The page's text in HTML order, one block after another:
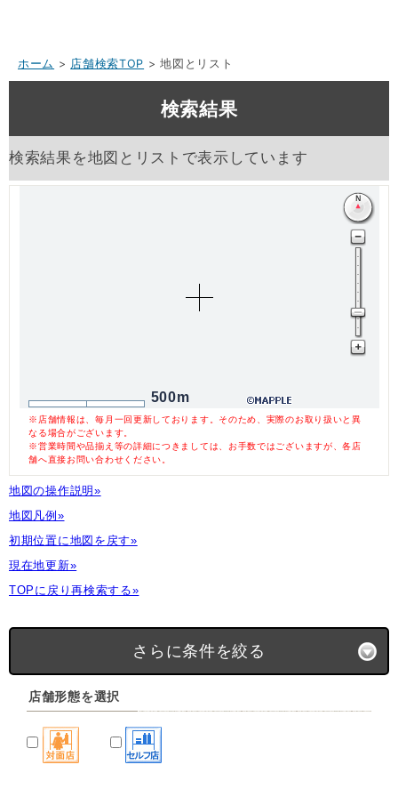
ホーム > 店舗検索TOP > 地図とリスト
検索結果
検索結果を地図とリストで表示しています
500m
※店舗情報は、毎月一回更新しております。そのため、実際のお取り扱いと異
なる場合がございます。
※営業時間や品揃え等の詳細につきましては、お手数ではございますが、各店
舗へ直接お問い合わせください。
地図の操作説明»
地図凡例»
初期位置に地図を戻す»
現在地更新»
TOPに戻り再検索する»
さらに条件を絞る
店舗形態を選択